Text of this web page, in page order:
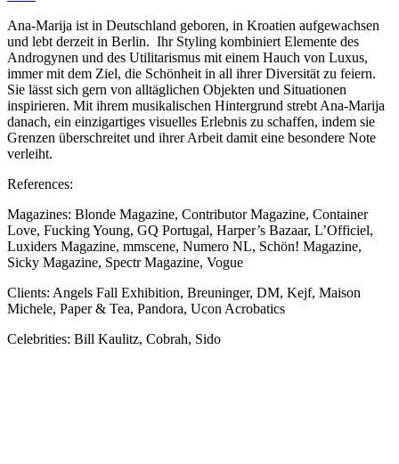
Ana-Marija ist in Deutschland geboren, in Kroatien aufgewachsen
und lebt derzeit in Berlin. Ihr Styling kombiniert Elemente des
Androgynen und des Utilitarismus mit einem Hauch von Luxus,
immer mit dem Ziel, die Schönheit in all ihrer Diversität zu feiern.
Sie lässt sich gern von alltäglichen Objekten und Situationen
inspirieren. Mit ihrem musikalischen Hintergrund strebt Ana-Marija
danach, ein einzigartiges visuelles Erlebnis zu schaffen, indem sie
Grenzen überschreitet und ihrer Arbeit damit eine besondere Note
verleiht.
References:
Magazines: Blonde Magazine, Contributor Magazine, Container
Love, Fucking Young, GQ Portugal, Harper’s Bazaar, L’Officiel,
Luxiders Magazine, mmscene, Numero NL, Schön! Magazine,
Sicky Magazine, Spectr Magazine, Vogue
Clients: Angels Fall Exhibition, Breuninger, DM, Kejf, Maison
Michele, Paper & Tea, Pandora, Ucon Acrobatics
Celebrities: Bill Kaulitz, Cobrah, Sido